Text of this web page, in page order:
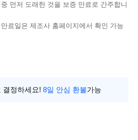
먼저 도래한 것을 보증 만료로 간주합니
료일은 제조사 홈페이지에서 확인 가능
결정하세요! 8일 안심 환불가능